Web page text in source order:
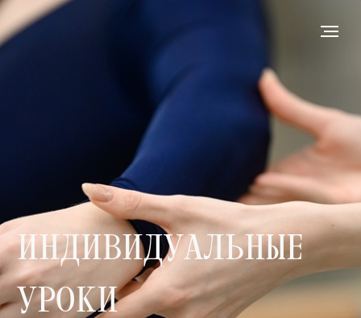
ИНДИВИДУАЛЬНЫЕ
УРОКИ